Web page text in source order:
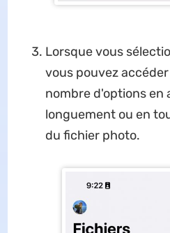
Lorsque vous
vous pouvez
nombre d'options en
longuement ou en
du fichier photo.